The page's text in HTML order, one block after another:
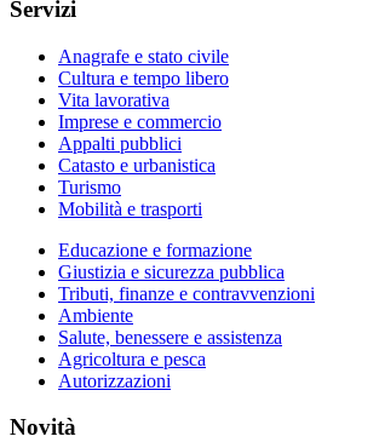
Servizi
Anagrafe e stato civile
Cultura e tempo libero
Vita lavorativa
Imprese e commercio
Appalti pubblici
Catasto e urbanistica
Turismo
Mobilità e trasporti
Educazione e formazione
Giustizia e sicurezza pubblica
Tributi, finanze e contravvenzioni
Ambiente
Salute, benessere e assistenza
Agricoltura e pesca
Autorizzazioni
Novità